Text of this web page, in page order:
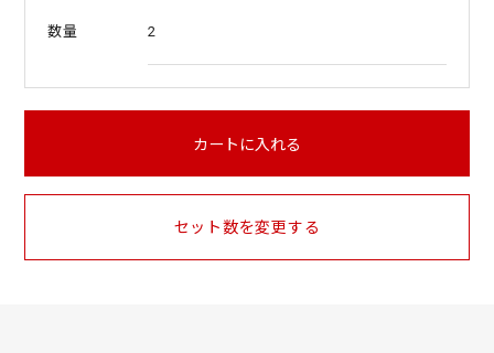
数量 2
カートに入れる
セット数を変更する